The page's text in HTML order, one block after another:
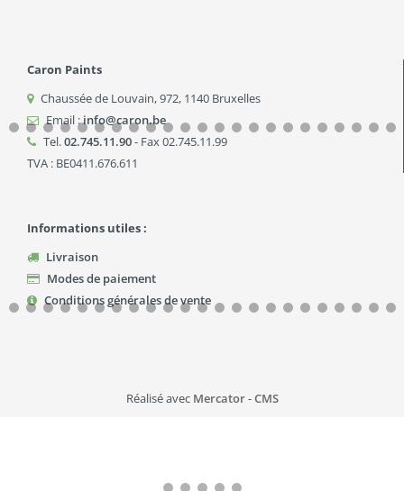
Caron Paints
Chaussée de Louvain, 972, 1140 Bruxelles
Email :info@caron.be
Tel.02.745.11.90- Fax 02.745.11.99
TVA : BE0411.676.611
Informations utiles :
Livraison
Modes de paiement
Conditions générales de vente
Réalisé avec Mercator-CMS